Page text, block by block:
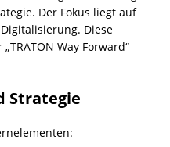
Der Fokus liegt auf
Diese
Way Forward“
Strategie